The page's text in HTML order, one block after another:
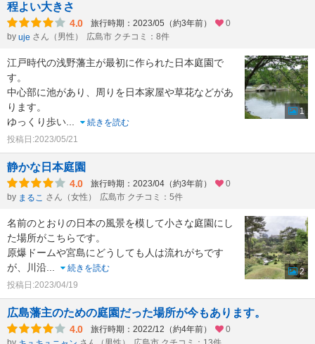
程よい大きさ
4.0 旅行時期：2023/05（約3年前）
0
by uje さん（男性） 広島市 クチコミ：8件
江戸時代の浅野藩主が最初に作られた日本庭園で
す。
中心部に池があり、周りを日本家屋や草花などがあ
ります。
ゆっくり歩い
続きを読む
投稿日:2023/05/21
1
静かな日本庭園
4.0 旅行時期：2023/04（約3年前）
0
by まるこ さん（女性） 広島市 クチコミ：5件
名前のとおりの日本の風景を模して小さな庭園にし
た場所がこちらです。
原爆ドームや宮島にどうしても人は流れがちです
が、川沿
続きを読む
投稿日:2023/04/19
2
広島藩主のための庭園だった場所が今もあります。
4.0 旅行時期：2022/12（約4年前）
0